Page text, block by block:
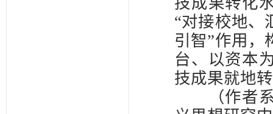
“对接校地、
引智”作用，
台、以资本
技成果就
（作者系